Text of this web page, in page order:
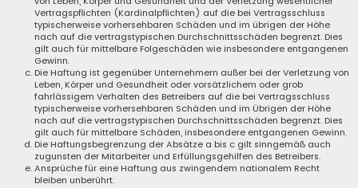
Vertragspflichten (Kardinalpflichten) auf die bei Vertragsschluss
typischerweise vorhersehbaren Schäden und im übrigen der Höhe
nach auf die vertragstypischen Durchschnittsschäden begrenzt. Dies
gilt auch für mittelbare Folgeschäden wie insbesondere entgangenen
Gewinn.
Die Haftung ist gegenüber Unternehmern außer bei der Verletzung von
Leben, Körper und Gesundheit oder vorsätzlichem oder grob
fahrlässigem Verhalten des Betreibers auf die bei Vertragsschluss
typischerweise vorhersehbaren Schäden und im Übrigen der Höhe
nach auf die vertragstypischen Durchschnittsschäden begrenzt. Dies
gilt auch für mittelbare Schäden, insbesondere entgangenen Gewinn.
Die Haftungsbegrenzung der Absätze a bis c gilt sinngemäß auch
zugunsten der Mitarbeiter und Erfüllungsgehilfen des Betreibers.
Ansprüche für eine Haftung aus zwingendem nationalem Recht
bleiben unberührt.